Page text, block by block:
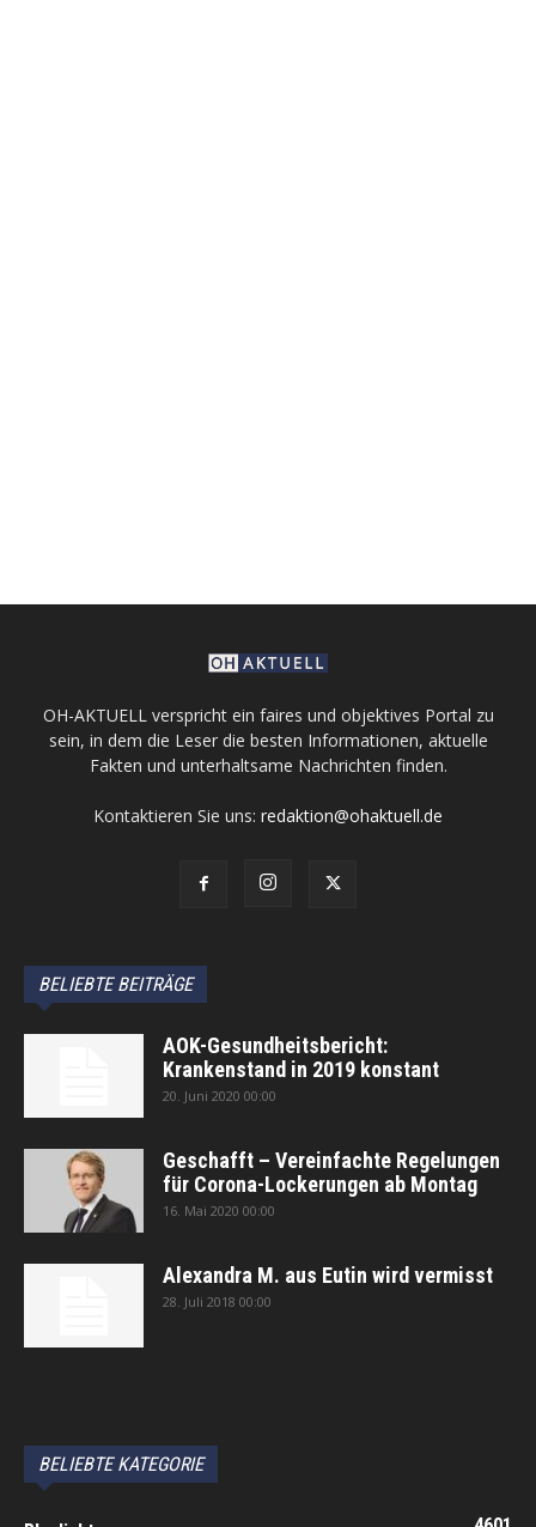
OH-AKTUELL verspricht ein faires und objektives Portal zu
sein, in dem die Leser die besten Informationen, aktuelle
Fakten und unterhaltsame Nachrichten finden.
Kontaktieren Sie uns: redaktion@ohaktuell.de
BELIEBTE BEITRÄGE
AOK-Gesundheitsbericht:
Krankenstand in 2019 konstant
20. Juni 2020 00:00
Geschafft – Vereinfachte Regelungen
für Corona-Lockerungen ab Montag
16. Mai 2020 00:00
Alexandra M. aus Eutin wird vermisst
28. Juli 2018 00:00
BELIEBTE KATEGORIE